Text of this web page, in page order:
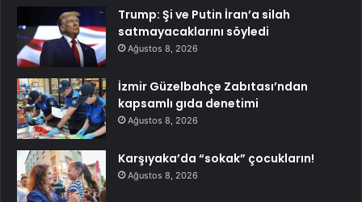
Trump: Şi ve Putin İran’a silah
satmayacaklarını söyledi
Ağustos 8, 2026
İzmir Güzelbahçe Zabıtası’ndan
kapsamlı gıda denetimi
Ağustos 8, 2026
Karşıyaka’da “sokak” çocukların!
Ağustos 8, 2026